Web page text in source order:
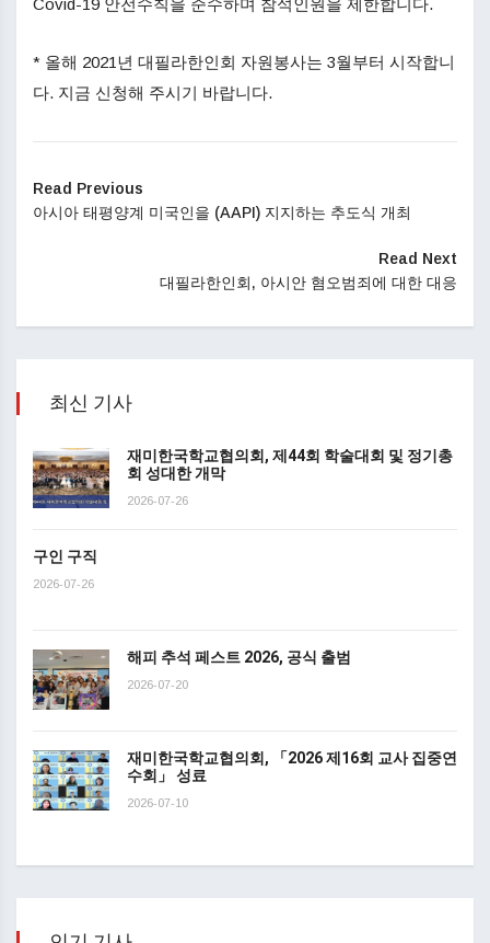
Covid-19 안전수칙을 준수하며 참석인원을 제한합니다.
* 올해 2021년 대필라한인회 자원봉사는 3월부터 시작합니
다. 지금 신청해 주시기 바랍니다.
Read Previous
아시아 태평양계 미국인을 (AAPI) 지지하는 추도식 개최
Read Next
대필라한인회, 아시안 혐오범죄에 대한 대응
최신 기사
재미한국학교협의회, 제44회 학술대회 및 정기총
회 성대한 개막
2026-07-26
구인 구직
2026-07-26
해피 추석 페스트 2026, 공식 출범
2026-07-20
재미한국학교협의회, 「2026 제16회 교사 집중연
수회」 성료
2026-07-10